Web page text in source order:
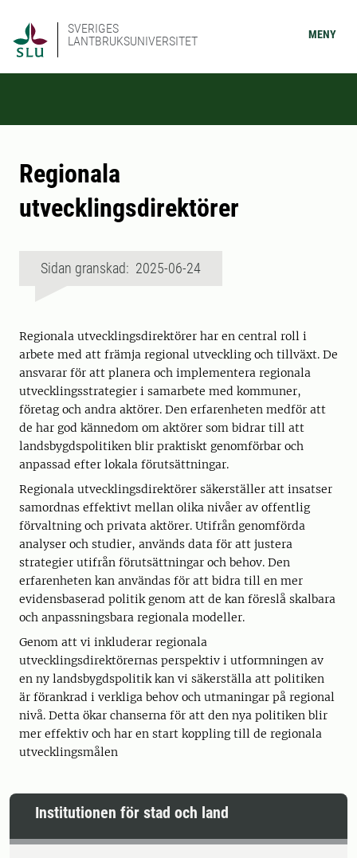
SVERIGES
LANTBRUKSUNIVERSITET
MENY
Regionala
utvecklingsdirektörer
Sidan granskad: 2025-06-24
Regionala utvecklingsdirektörer har en central roll i
arbete med att främja regional utveckling och tillväxt. De
ansvarar för att planera och implementera regionala
utvecklingsstrategier i samarbete med kommuner,
företag och andra aktörer. Den erfarenheten medför att
de har god kännedom om aktörer som bidrar till att
landsbygdspolitiken blir praktiskt genomförbar och
anpassad efter lokala förutsättningar.
Regionala utvecklingsdirektörer säkerställer att insatser
samordnas effektivt mellan olika nivåer av offentlig
förvaltning och privata aktörer. Utifrån genomförda
analyser och studier, används data för att justera
strategier utifrån förutsättningar och behov. Den
erfarenheten kan användas för att bidra till en mer
evidensbaserad politik genom att de kan föreslå skalbara
och anpassningsbara regionala modeller.
Genom att vi inkluderar regionala
utvecklingsdirektörernas perspektiv i utformningen av
en ny landsbygdspolitik kan vi säkerställa att politiken
är förankrad i verkliga behov och utmaningar på regional
nivå. Detta ökar chanserna för att den nya politiken blir
mer effektiv och har en start koppling till de regionala
utvecklingsmålen
Institutionen för stad och land